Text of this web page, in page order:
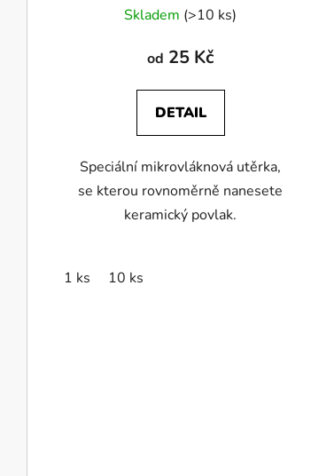
Skladem (>10 ks)
od 25 Kč
DETAIL
Speciální mikrovláknová utěrka,
se kterou rovnoměrně nanesete
keramický povlak.
1 ks 10 ks